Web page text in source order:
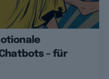
– für